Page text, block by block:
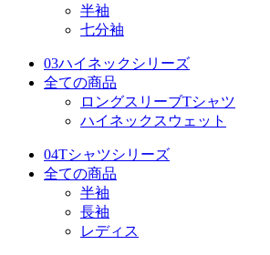
半袖
七分袖
03ハイネックシリーズ
全ての商品
ロングスリーブTシャツ
ハイネックスウェット
04Tシャツシリーズ
全ての商品
半袖
長袖
レディス